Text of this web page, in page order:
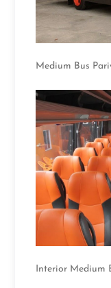
Medium Bus
Interior Medium